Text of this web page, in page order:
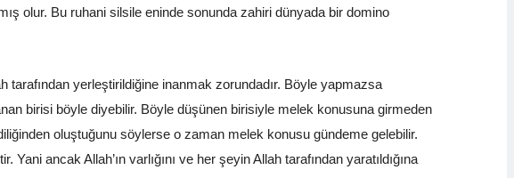
olur. Bu ruhani silsile eninde sonunda zahiri dünyada bir domino
tarafından yerleştirildiğine inanmak zorundadır. Böyle yapmazsa
birisi böyle diyebilir. Böyle düşünen birisiyle melek konusuna girmeden
oluştuğunu söylerse o zaman melek konusu gündeme gelebilir.
ancak Allah’ın varlığını ve her şeyin Allah tarafından yaratıldığına